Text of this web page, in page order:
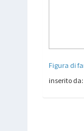
inserito da: